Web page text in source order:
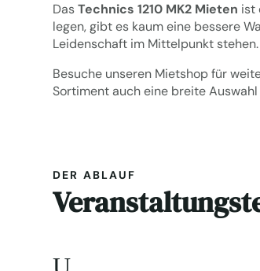
DasTechnics 1210 MK2 Mieten ist
legen, gibt es kaum eine bessere
Leidenschaft im Mittelpunkt stehen.
Besuche unseren Mietshop für
Sortiment auch eine breite
DER ABLAUF